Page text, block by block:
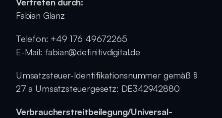
Fabian Glanz
Telefon: +49 176 49672265
E-Mail: fabian@definitivdigital.de
Umsatzsteuer-Identifikationsnummer gemäß §
27 a Umsatzsteuergesetz: DE342942880
Verbraucher­streit­beilegung/Universal­